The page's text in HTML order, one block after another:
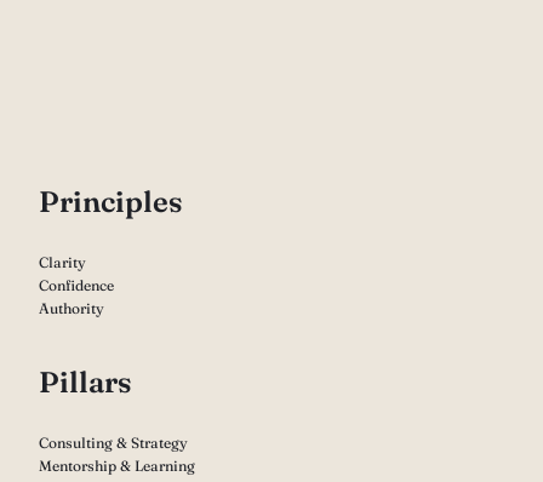
Principles
Clarity
Confidence
Authority
Pillars
Consulting & Strategy
Mentorship & Learning